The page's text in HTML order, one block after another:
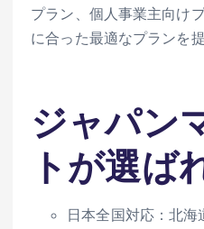
プラン、個人事業主向け
に合った最適なプランを提
ジャパン
トが選ば
日本全国対応：北